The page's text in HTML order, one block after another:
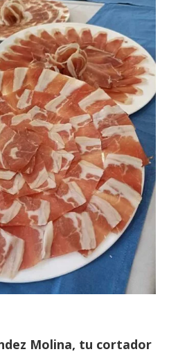
Molina, tu cortador